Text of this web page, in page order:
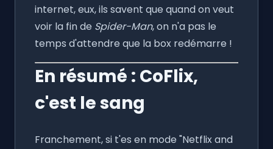
internet, eux, ils savent que quand on veut
voir la fin de Spider-Man, on n'a pas le
temps d'attendre que la box redémarre !
En résumé : CoFlix,
c'est le sang
Franchement, si t'es en mode "Netflix and